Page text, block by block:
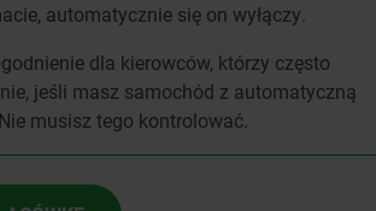
automatycznie się on wyłączy.
dla kierowców, którzy często
jeśli masz samochód z automatyczną
musisz tego kontrolować.